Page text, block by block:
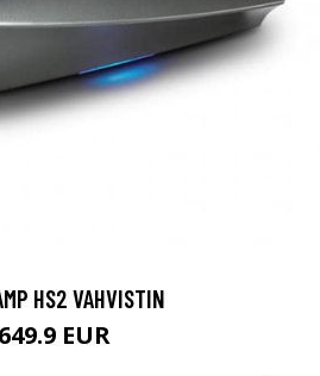
HS2 VAHVISTIN
649.9 EUR